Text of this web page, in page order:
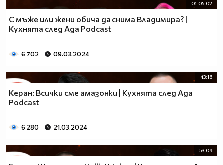
01:05:02
С мъже или жени обича да снима Владимира? |
Кухнята след Ада Podcast
6 702 09.03.2024
43:16
Керан: Всички сме амазонки | Кухнята след Ада
Podcast
6 280 21.03.2024
53:09